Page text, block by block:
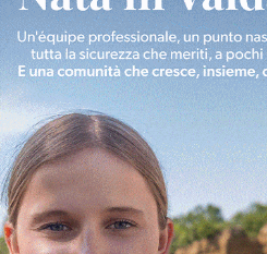
In vetrina 3 Agosto 2026
Estra Notizie agosto:
studenti coinvolti, torna il
debutta il podcast Estrair
Più lette